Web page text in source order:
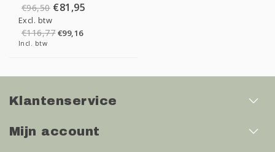
€96,50 €81,95
Excl. btw
€116,77 €99,16
Incl. btw
Klantenservice
Mijn account